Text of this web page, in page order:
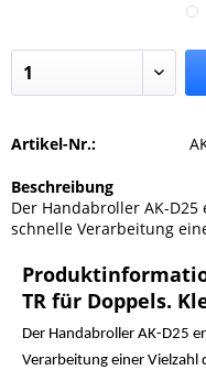
Artikel-Nr.:
Beschreibung
Der Handabroller AK-
schnelle Verarbeitung
TR für Doppels.
Der Handabroller AK-D25
Verarbeitung einer